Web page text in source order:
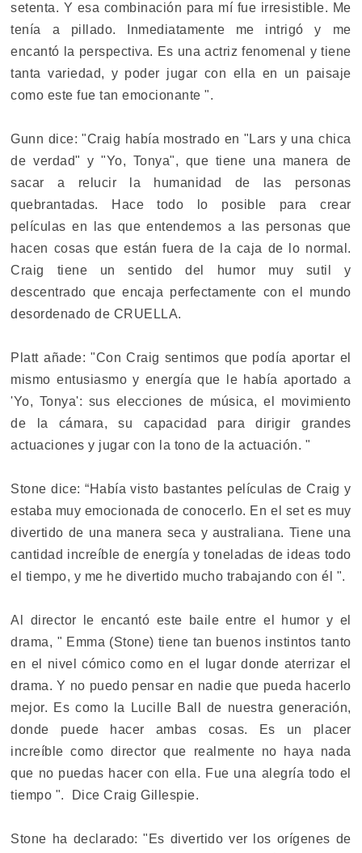
setenta. Y esa combinación para mí fue irresistible. Me
tenía a pillado. Inmediatamente me intrigó y me
encantó la perspectiva. Es una actriz fenomenal y tiene
tanta variedad, y poder jugar con ella en un paisaje
como este fue tan emocionante ".
Gunn dice: "Craig había mostrado en "Lars y una chica
de verdad" y "Yo, Tonya", que tiene una manera de
sacar a relucir la humanidad de las personas
quebrantadas. Hace todo lo posible para crear
películas en las que entendemos a las personas que
hacen cosas que están fuera de la caja de lo normal.
Craig tiene un sentido del humor muy sutil y
descentrado que encaja perfectamente con el mundo
desordenado de CRUELLA.
Platt añade: "Con Craig sentimos que podía aportar el
mismo entusiasmo y energía que le había aportado a
'Yo, Tonya': sus elecciones de música, el movimiento
de la cámara, su capacidad para dirigir grandes
actuaciones y jugar con la tono de la actuación. "
Stone dice: “Había visto bastantes películas de Craig y
estaba muy emocionada de conocerlo. En el set es muy
divertido de una manera seca y australiana. Tiene una
cantidad increíble de energía y toneladas de ideas todo
el tiempo, y me he divertido mucho trabajando con él ".
Al director le encantó este baile entre el humor y el
drama, " ​​Emma (Stone) tiene tan buenos instintos tanto
en el nivel cómico como en el lugar donde aterrizar el
drama. Y no puedo pensar en nadie que pueda hacerlo
mejor. Es como la Lucille Ball de nuestra generación,
donde puede hacer ambas cosas. Es un placer
increíble como director que realmente no haya nada
que no puedas hacer con ella. Fue una alegría todo el
tiempo ". Dice Craig Gillespie.
Stone ha declarado: "Es divertido ver los orígenes de